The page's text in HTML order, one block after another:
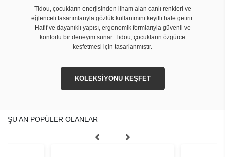
Tidou, çocukların enerjisinden ilham alan canlı renkleri ve
eğlenceli tasarımlarıyla gözlük kullanımını keyifli hale getirir.
Hafif ve dayanıklı yapısı, ergonomik formlarıyla güvenli ve
konforlu bir deneyim sunar. Tidou, çocukların özgürce
keşfetmesi için tasarlanmıştır.
KOLEKSİYONU KEŞFET
ŞU AN POPÜLER OLANLAR